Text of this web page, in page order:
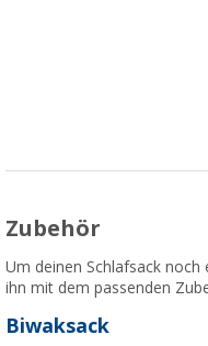
Zubehör
Um deinen Schlafsack
ihn mit dem passenden
Biwaksack